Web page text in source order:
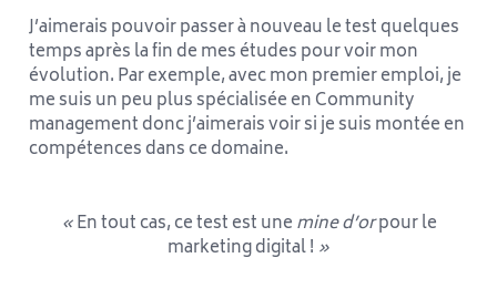
J’aimerais pouvoir passer à nouveau le test quelques
temps après la fin de mes études pour voir mon
évolution. Par exemple, avec mon premier emploi, je
me suis un peu plus spécialisée en Community
management donc j’aimerais voir si je suis montée en
compétences dans ce domaine.
«En tout cas, ce test est unemine d’orpour le
marketing digital ! »